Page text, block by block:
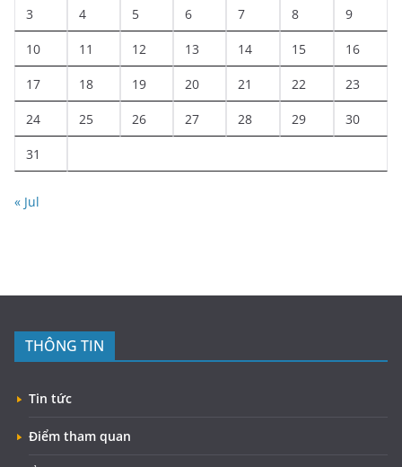
3 4 5 6 7 8 9
10 11 12 13 14 15 16
17 18 19 20 21 22 23
24 25 26 27 28 29 30
31
« Jul
THÔNG TIN
Tin tức
Điểm tham quan